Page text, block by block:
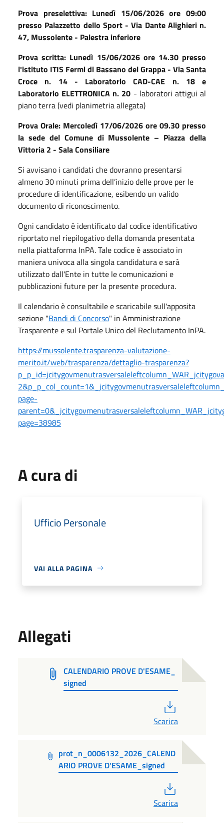
Prova preselettiva: Lunedì 15/06/2026 ore 09:00
presso Palazzetto dello Sport - Via Dante Alighieri n.
47, Mussolente - Palestra inferiore
Prova scritta: Lunedì 15/06/2026 ore 14.30 presso
l'istituto ITIS Fermi di Bassano del Grappa - Via Santa
Croce n. 14 - Laboratorio CAD-CAE n. 18 e
Laboratorio ELETTRONICA n. 20 - laboratori attigui al
piano terra (vedi planimetria allegata)
Prova Orale: Mercoledì 17/06/2026 ore 09.30 presso
la sede del Comune di Mussolente – Piazza della
Vittoria 2 - Sala Consiliare
Si avvisano i candidati che dovranno presentarsi
almeno 30 minuti prima dell’inizio delle prove per le
procedure di identificazione, esibendo un valido
documento di riconoscimento.
Ogni candidato è identificato dal codice identificativo
riportato nel riepilogativo della domanda presentata
nella piattaforma InPA. Tale codice è associato in
maniera univoca alla singola candidatura e sarà
utilizzato dall'Ente in tutte le comunicazioni e
pubblicazioni future per la presente procedura.
Il calendario è consultabile e scaricabile sull'apposita
sezione "Bandi di Concorso" in Amministrazione
Trasparente e sul Portale Unico del Reclutamento InPA.
https://mussolente.trasparenza-valutazione-
merito.it/web/trasparenza/dettaglio-trasparenza?
page-
page=38985
A cura di
Ufficio Personale
VAI ALLA PAGINA
Allegati
CALENDARIO PROVE D'ESAME_
signed
Scarica
prot_n_0006132_2026_CALEND
ARIO PROVE D'ESAME_signed
Scarica